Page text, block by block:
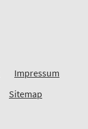
Impressum
Sitemap